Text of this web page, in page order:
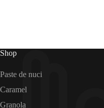
Shop
Paste de nuci
Caramel
Granola